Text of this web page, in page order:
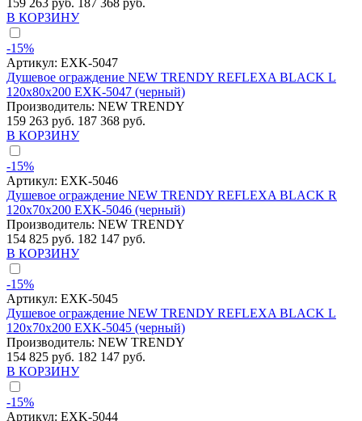
159 263 руб.
187 368 руб.
В КОРЗИНУ
-15%
Артикул: EXK-5047
Душевое ограждение NEW TRENDY REFLEXA BLACK L
120x80x200 EXK-5047 (черный)
Производитель: NEW TRENDY
159 263 руб. 187 368 руб.
В КОРЗИНУ
-15%
Артикул: EXK-5046
Душевое ограждение NEW TRENDY REFLEXA BLACK R
120x70x200 EXK-5046 (черный)
Производитель: NEW TRENDY
154 825 руб. 182 147 руб.
В КОРЗИНУ
-15%
Артикул: EXK-5045
Душевое ограждение NEW TRENDY REFLEXA BLACK L
120x70x200 EXK-5045 (черный)
Производитель: NEW TRENDY
154 825 руб. 182 147 руб.
В КОРЗИНУ
-15%
Артикул: EXK-5044